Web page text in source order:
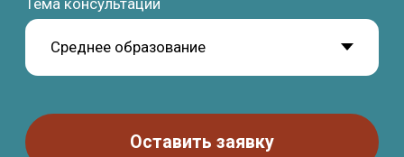
Контакты
Переезд
Вузы
Высшее образование
Языковые курсы